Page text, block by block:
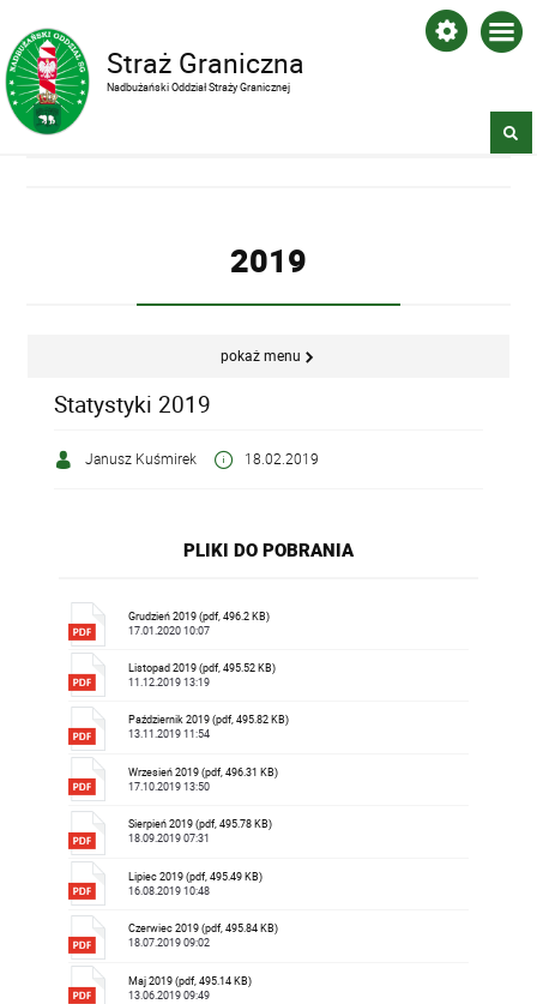
Straż Graniczna
Nadbużański Oddział Straży Granicznej
2019
pokaż menu
Statystyki 2019
Janusz Kuśmirek 18.02.2019
PLIKI DO POBRANIA
Grudzień 2019 (pdf, 496.2 KB)
17.01.2020 10:07
Listopad 2019 (pdf, 495.52 KB)
11.12.2019 13:19
Październik 2019 (pdf, 495.82 KB)
13.11.2019 11:54
Wrzesień 2019 (pdf, 496.31 KB)
17.10.2019 13:50
Sierpień 2019 (pdf, 495.78 KB)
18.09.2019 07:31
Lipiec 2019 (pdf, 495.49 KB)
16.08.2019 10:48
Czerwiec 2019 (pdf, 495.84 KB)
18.07.2019 09:02
Maj 2019 (pdf, 495.14 KB)
13.06.2019 09:49